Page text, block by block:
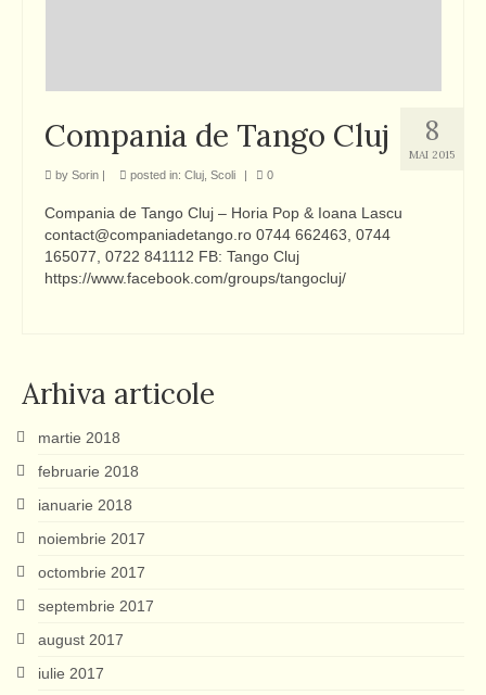
8
MAI 2015
Compania de Tango Cluj
by Sorin | posted in: Cluj Scoli | 0
Compania de Tango Cluj – Horia Pop & Ioana Lascu
contact@companiadetango.ro 0744 662463, 0744
165077, 0722 841112 FB: Tango Cluj
https://www.facebook.com/groups/tangocluj/
Arhiva articole
martie 2018
februarie 2018
ianuarie 2018
noiembrie 2017
octombrie 2017
septembrie 2017
august 2017
iulie 2017